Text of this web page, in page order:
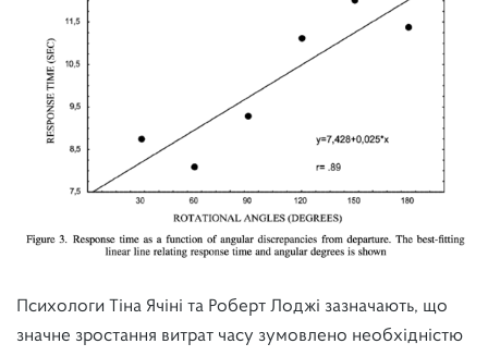
Психологи Тіна Ячіні та Роберт Лоджі зазначають, що
значне зростання витрат часу зумовлено необхідністю